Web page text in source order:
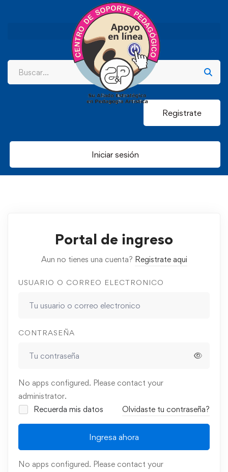
Registrate
Iniciar sesión
Portal de ingreso
Aun no tienes una cuenta? Registrate aqui
USUARIO O CORREO ELECTRONICO
CONTRASEÑA
No apps configured. Please contact your
administrator.
Recuerda mis datos
Olvidaste tu contraseña?
Ingresa ahora
No apps configured. Please contact your